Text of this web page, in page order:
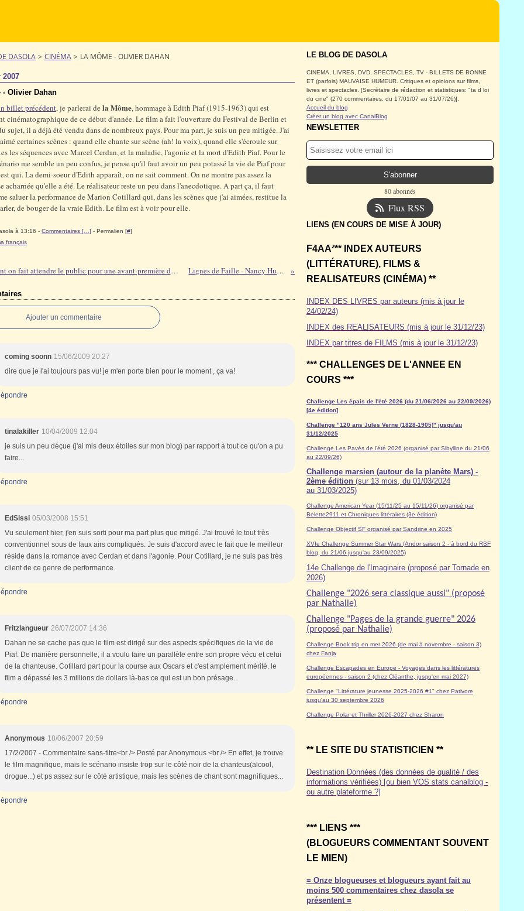
DASOLA > CINÉMA > LA MÔME - OLIVIER DAHAN
2007
- Olivier Dahan
billet précédent, je parlerai de la Môme, hommage à Edith Piaf (1915-1963) qui est
cinématographique de ce début d'année. Le film a fait l'ouverture du Festival de Berlin et
sujet, il a déjà été vendu dans de nombreux pays. Pour ma part, je suis un peu mitigée. J'ai
certaines scènes : quand elle chante sur scène (ah! la voix), quand elle s'écroule sur
les séquences avec Marcel Cerdan, et la maladie, l'agonie et la mort d'Edith Piaf. Pour le
me semble un peu confus, je pense qu'il faut avoir un peu potassé la vie de Piaf pour
qui. La demi-soeur d'Edith apparaît, on ne sait comment. On ne montre pas assez la
acharnée qu'elle a été. Le réalisateur reste un peu dans l'anecdotique. A part ça, il faut
saluer la performance de Marion Cotillard qui, dans les scènes que j'ai aimées, restitue la
de bouger de la vraie Edith. Le film est à voir pour elle.
à 13:16 - Commentaires [ ] - Permalien [#]
français
Comment on fait attendre le public pour une avant-première de film Lignes de Faille - Nancy Huston
Ajouter un commentaire
coming soonn 15/06/2009 20:27
dire que je l'ai toujours pas vu! je m'en porte bien pour le moment , ça va!
tinalakiller 10/04/2009 12:04
je suis un peu déçue (j'ai mis deux étoiles sur mon blog) par rapport à tout ce qu'on a pu
faire...
EdSissi 05/03/2008 15:51
Vu seulement hier, j'en suis sorti pour ma part plus que mitigé. J'ai trouvé le tout très
conventionnel sous de faux airs compliqués. Je suis d'accord avec le fait que le meilleur
réside dans la romance avec Cerdan et dans l'agonie. Pour Cotillard, je ne suis pas très
client de ce genre de performance.
Fritzlangueur 26/07/2007 14:36
Dahan ne se cache pas que le film est dirigé sur des aspects spécifiques de la vie de
Piaf. De manière personnelle, il a voulu faire un parallèle entre son propre vécu et celui
de la chanteuse. Cotillard part pour la course aux Oscars et c'est amplement mérité. le
film a dépassé les 3 millions de dollars là-bas ce qui est un bon présage...
Anonymous 18/06/2007 20:59
17/2/2007 - Commentaire sans-titre<br /> Posté par Anonymous <br /> En effet, je trouve
le film magnifique, mais le scénario insiste trop sur le côté noir de la chanteus(alcool,
drogue...) et ps assez sur le côté artistique, mais les scènes de chant sont magnifiques...
LE BLOG DE DASOLA
CINEMA, LIVRES, DVD, SPECTACLES, TV - BILLETS DE BONNE
ET (parfois) MAUVAISE HUMEUR. Critiques et opinions sur films,
livres et spectacles. [Secrétaire de rédaction et statistiques: "ta d loi
du cine" (270 commentaires, du 17/01/07 au 31/07/26)].
Accueil du blog
Créer un blog avec CanalBlog
NEWSLETTER
80 abonnés
Flux RSS
LIENS (EN COURS DE MISE À JOUR)
F4AA²** INDEX AUTEURS
(LITTÉRATURE), FILMS &
REALISATEURS (CINÉMA) **
INDEX DES LIVRES par auteurs (mis à jour le
24/02/24)
INDEX des REALISATEURS (mis à jour le 31/12/23)
INDEX par titres de FILMS (mis à jour le 31/12/23)
*** CHALLENGES DE L'ANNEE EN
COURS ***
Challenge Les épais de l'été 2026 (du 21/06/2026 au 22/09/2026)
[4e édition]
Challenge "120 ans Jules Verne (1828-1905)" jusqu'au
31/12/2025
Challenge Les Pavés de l'été 2026 (organisé par Sibylline du 21/06
au 22/09/26)
Challenge marsien (autour de la planète Mars) -
2ème édition (sur 13 mois, du 01/03/2024
au 31/03/2025)
Challenge American Year (15/11/25 au 15/11/26) organisé par
Belette2911 et Chroniques littéraires (3e édition)
Challenge Objectif SF organisé par Sandrine en 2025
XVIe Challenge Summer Star Wars (Andor saison 2 - à bord du RSF
blog, du 21/06 jusqu'au 23/09/2025)
14e Challenge de l'Imaginaire (proposé par Tornade en
2026)
Challenge "2026 sera classique aussi" (proposé
par Nathalie)
Challenge "Pages de la grande guerre" 2026
(proposé par Nathalie)
Challenge Book trip en mer 2026 (de mai à novembre - saison 3)
chez Fanja
Challenge Escapades en Europe - Voyages dans les littératures
européennes - saison 2 (chez Cléanthe, jusqu'en mai 2027)
Challenge "Littérature jeunesse 2025-2026 #1" chez Pativore
jusqu'au 30 septembre 2026
Challenge Polar et Thriller 2026-2027 chez Sharon
** LE SITE DU STATISTICIEN **
Destination Données (des données de qualité / des
informations vérifiées) [ou bien VOS stats canalblog -
ou autre plateforme ?]
*** LIENS ***
(BLOGUEURS COMMENTANT SOUVENT
LE MIEN)
= Onze blogueuses et blogueurs ayant fait au
moins 500 commentaires chez dasola se
présentent =